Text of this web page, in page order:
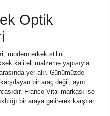
Optik
, modern erkek stilini
kaliteli malzeme yapısıyla
yer alır. Günümüzde
bir araç değil, aynı
Franco Vital markası ise
bir araya getirerek karşılar.